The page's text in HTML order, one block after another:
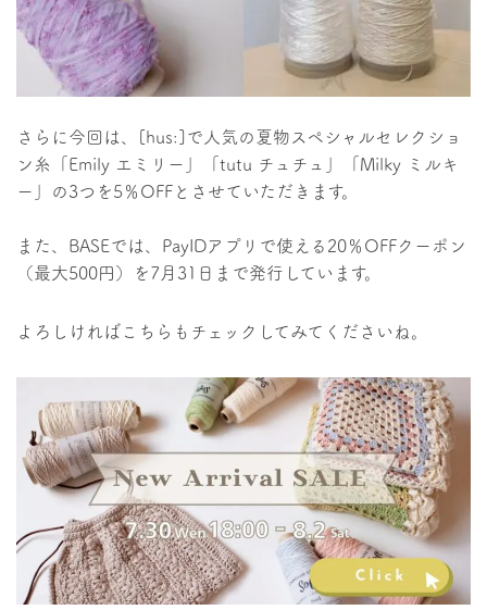
さらに今回は、[hus:]で人気の夏物スペシャルセレクショ
ン糸「Emily エミリー」「tutu チュチュ」「Milky ミルキ
ー」の3つを5％OFFとさせていただきます。
また、BASEでは、PayIDアプリで使える20％OFFクーポン
（最大500円）を7月31日まで発行しています。
よろしければこちらもチェックしてみてくださいね。